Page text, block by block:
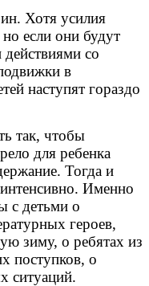
Хотя усилия
если они будут
со
в
наступят гораздо
так, чтобы
для ребенка
Тогда и
интенсивно. Именно
с детьми о
героев,
зиму, о ребятах из
поступков, о
ситуаций.